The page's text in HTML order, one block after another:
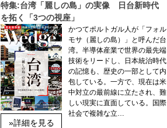
特集:台湾「麗しの島」の実像 日台新時代
を拓く「3つの視座」
»詳細を見る
かつてポルトガル人が「フォル
モサ（麗しの島）」と呼んだ台
湾。半導体産業で世界の最先端
技術をリードし、日本統治時代
の記憶も、歴史の一部として内
包している。一方で、現在は米
中対立の最前線に立たされ、難
しい現実に直面している。国際
社会で複雑な立…